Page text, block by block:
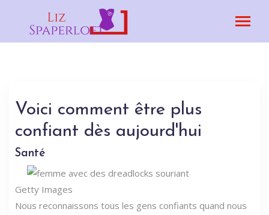
Voici comment être plus
confiant dès aujourd'hui
Santé
Getty Images
Nous reconnaissons tous les gens confiants quand nous